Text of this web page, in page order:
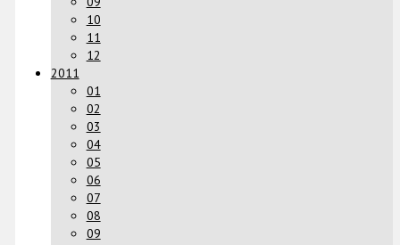
10
11
12
2011
01
02
03
04
05
06
07
08
09